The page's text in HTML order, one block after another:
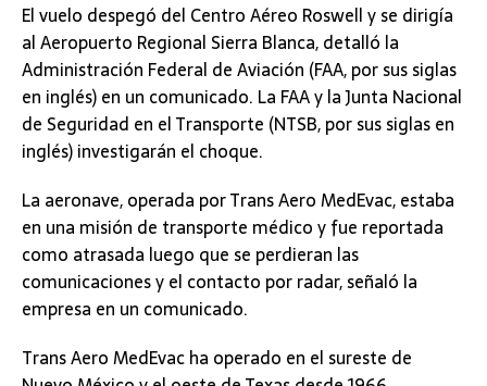
El vuelo despegó del Centro Aéreo Roswell y se dirigía
al Aeropuerto Regional Sierra Blanca, detalló la
Administración Federal de Aviación (FAA, por sus siglas
en inglés) en un comunicado. La FAA y la Junta Nacional
de Seguridad en el Transporte (NTSB, por sus siglas en
inglés) investigarán el choque.
La aeronave, operada por Trans Aero MedEvac, estaba
en una misión de transporte médico y fue reportada
como atrasada luego que se perdieran las
comunicaciones y el contacto por radar, señaló la
empresa en un comunicado.
Trans Aero MedEvac ha operado en el sureste de